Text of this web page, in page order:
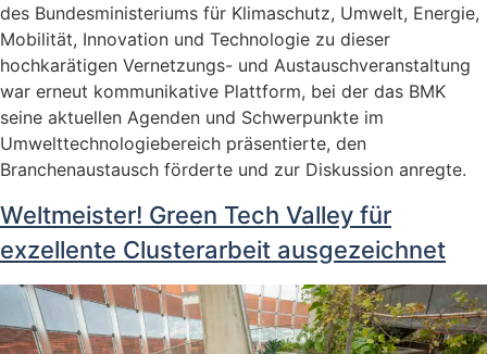
des Bundesministeriums für Klimaschutz, Umwelt, Energie,
Mobilität, Innovation und Technologie zu dieser
hochkarätigen Vernetzungs- und Austauschveranstaltung
war erneut kommunikative Plattform, bei der das BMK
seine aktuellen Agenden und Schwerpunkte im
Umwelttechnologiebereich präsentierte, den
Branchenaustausch förderte und zur Diskussion anregte.
Weltmeister! Green Tech Valley für
exzellente Clusterarbeit ausgezeichnet